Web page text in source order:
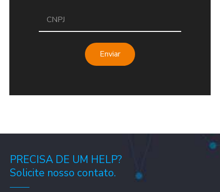
Enviar
PRECISA DE UM HELP?
Solicite nosso contato.